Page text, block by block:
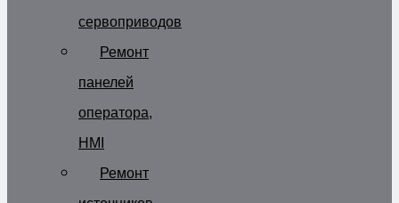
сервоприводов
Ремонт
панелей
оператора,
HMI
Ремонт